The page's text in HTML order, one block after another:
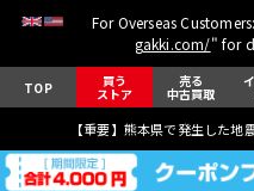
For Overseas
gakki.com/" for
TOP 買う
ストア
売る
中古買取
【重要】熊本県で発生した